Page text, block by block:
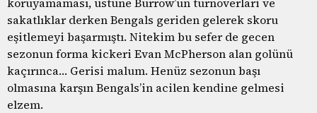
sakatlıklar derken Bengals geriden gelerek skoru
eşitlemeyi başarmıştı. Nitekim bu sefer de gecen
sezonun forma kickeri Evan McPherson alan golünü
kaçırınca… Gerisi malum. Henüz sezonun başı
olmasına karşın Bengals’in acilen kendine gelmesi
elzem.